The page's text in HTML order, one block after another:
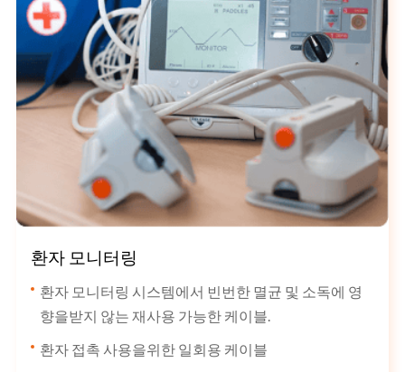
환자 모니터링
환자 모니터링 시스템에서 빈번한 멸균 및 소독에 영
향을받지 않는 재사용 가능한 케이블.
환자 접촉 사용을위한 일회용 케이블